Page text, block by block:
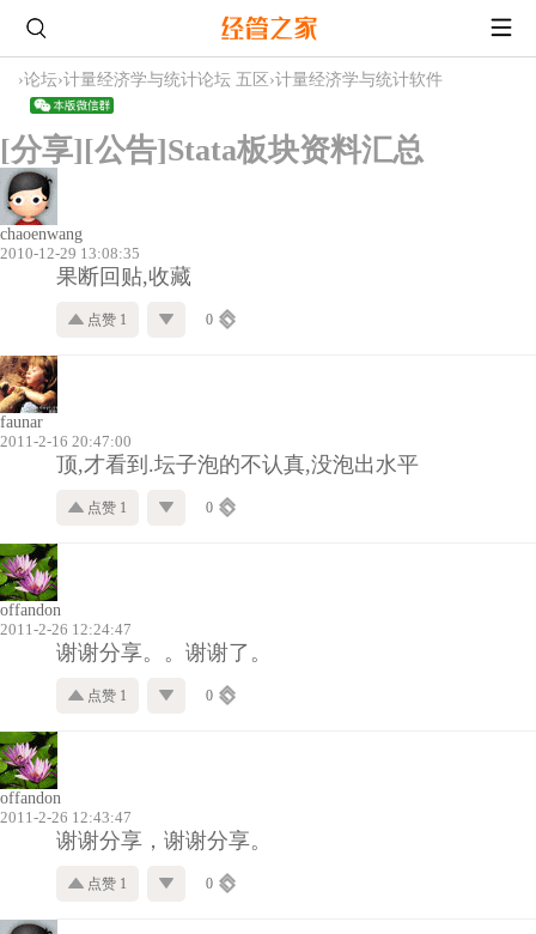
›论坛›计量经济学与统计论坛 五区 ›计量经济学与统计软件
[分享][公告]Stata板块资料汇总
chaoenwang
2010-12-29 13:08:35
果断回贴,收藏
点赞 1 0
faunar
2011-2-16 20:47:00
顶,才看到.坛子泡的不认真,没泡出水平
点赞 1 0
offandon
2011-2-26 12:24:47
谢谢分享。。谢谢了。
点赞 1 0
offandon
2011-2-26 12:43:47
谢谢分享，谢谢分享。
点赞 1 0